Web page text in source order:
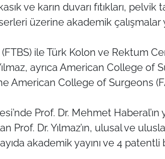
ve karın duvarı fıtıkları, pelvik
üzerine akademik
ile Türk Kolon ve Rektum
ayrıca American College of
American College of Surgeons
Prof. Dr. Mehmet Haberal’ın
Prof. Dr. Yılmaz’ın, ulusal ve
akademik yayını ve 4 patentli